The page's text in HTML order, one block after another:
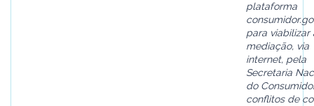
plataforma
para viabilizar
mediação, via
internet, pela
Secretaria
do
conflitos de